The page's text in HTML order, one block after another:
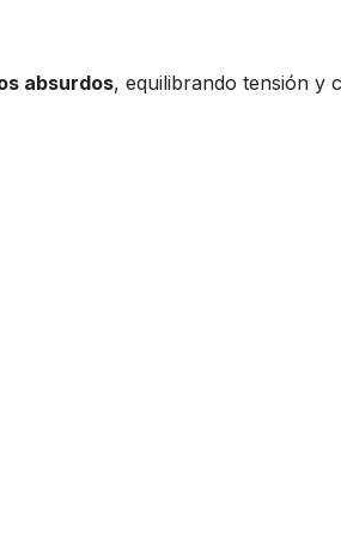
absurdos, equilibrando tensión y